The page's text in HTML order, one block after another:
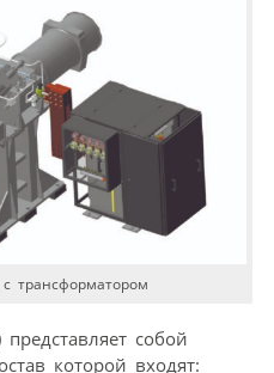
трансформатором
собой
которой входят: